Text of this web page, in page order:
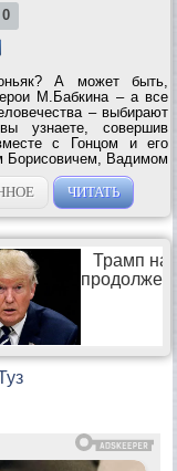
0
А может быть,
М.Бабкина – а все
– выбирают
узнаете, совершив
с Гонцом и его
Борисовичем, Вадимом
персонажами
ЧИТАТЬ